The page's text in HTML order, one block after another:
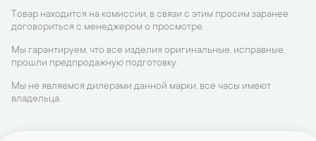
Товар находится на комиссии, в связи с этим просим заранее
договориться с менеджером о просмотре.
Мы гарантируем, что все изделия оригинальные, исправные,
прошли предпродажную подготовку.
Мы не являемся дилерами данной марки, все часы имеют
владельца.